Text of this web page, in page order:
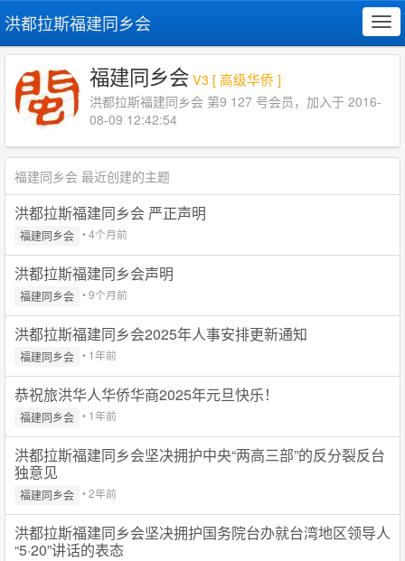
洪都拉斯福建同乡会
福建同乡会V3 [ 高级华侨 ]
洪都拉斯福建同乡会 第9 127 号会员，加入于 2016-
08-09 12:42:54
福建同乡会 最近创建的主题
洪都拉斯福建同乡会 严正声明
福建同乡会 • 4个月前
洪都拉斯福建同乡会声明
福建同乡会 • 9个月前
洪都拉斯福建同乡会2025年人事安排更新通知
福建同乡会 • 1年前
恭祝旅洪华人华侨华商2025年元旦快乐！
福建同乡会 • 1年前
洪都拉斯福建同乡会坚决拥护中央“两高三部”的反分裂反台
独意见
福建同乡会 • 2年前
洪都拉斯福建同乡会坚决拥护国务院台办就台湾地区领导人
“5·20”讲话的表态